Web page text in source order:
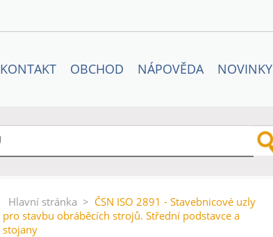
KONTAKT OBCHOD NÁPOVĚDA NOVINKY
Hlavní stránka > ČSN ISO 2891 - Stavebnicové uzly
pro stavbu obráběcích strojů. Střední podstavce a
stojany